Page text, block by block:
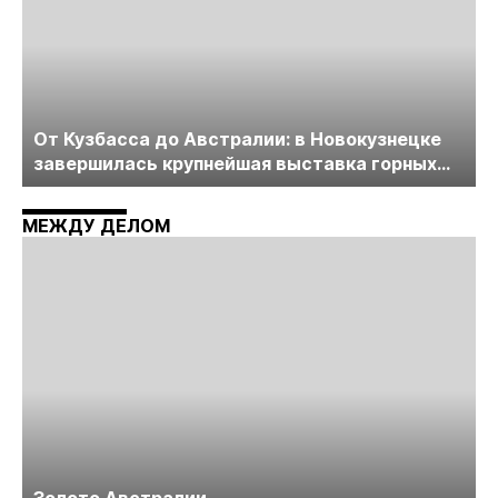
От Кузбасса до Австралии: в Новокузнецке
завершилась крупнейшая выставка горных
технологий «Недра России. Уголь России и
Майнинг»
МЕЖДУ ДЕЛОМ